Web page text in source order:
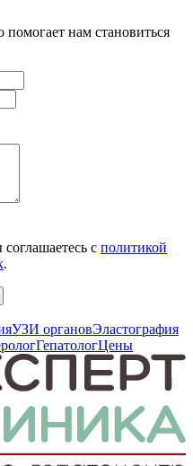
нам становиться
с политикой
.
УЗИ органовЭластография
ГепатологЦены